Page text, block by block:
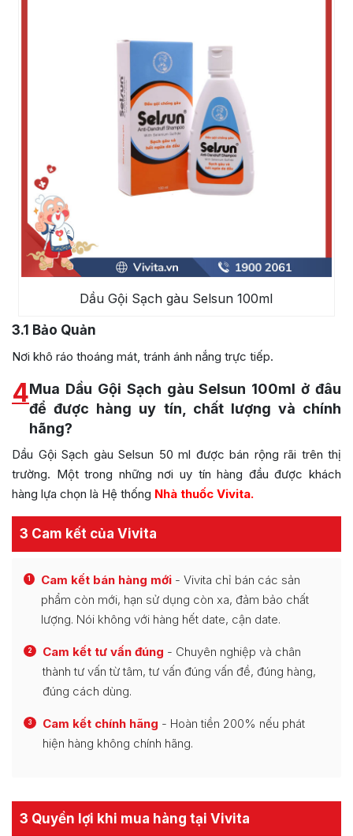
Dầu Gội Sạch gàu Selsun 100ml
3.1 Bảo Quản
Nơi khô ráo thoáng mát, tránh ánh nắng trực tiếp.
4Mua Dầu Gội Sạch gàu Selsun 100ml ở đâu
để được hàng uy tín, chất lượng và chính
hãng?
Dầu Gội Sạch gàu Selsun 50 ml được bán rộng rãi trên thị
trường. Một trong những nơi uy tín hàng đầu được khách
hàng lựa chọn là Hệ thống Nhà thuốc Vivita.
3 Cam kết của Vivita
1 Cam kết bán hàng mới - Vivita chỉ bán các sản
phẩm còn mới, hạn sử dụng còn xa, đảm bảo chất
lượng. Nói không với hàng hết date, cận date.
2 Cam kết tư vấn đúng - Chuyên nghiệp và chân
thành tư vấn từ tâm, tư vấn đúng vấn đề, đúng hàng,
đúng cách dùng.
3 Cam kết chính hãng - Hoàn tiền 200% nếu phát
hiện hàng không chính hãng.
3 Quyền lợi khi mua hàng tại Vivita